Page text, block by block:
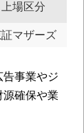
上場区分
マザーズ
告事業やジ
確保や業